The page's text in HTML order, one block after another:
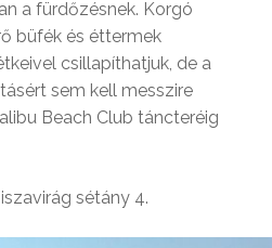
a fürdőzésnek. Korgó
büfék és éttermek
csillapíthatjuk, de a
sem kell messzire
Beach Club táncteréig
sétány 4.